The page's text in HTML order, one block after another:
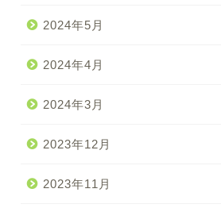
2024年5月
2024年4月
2024年3月
2023年12月
2023年11月